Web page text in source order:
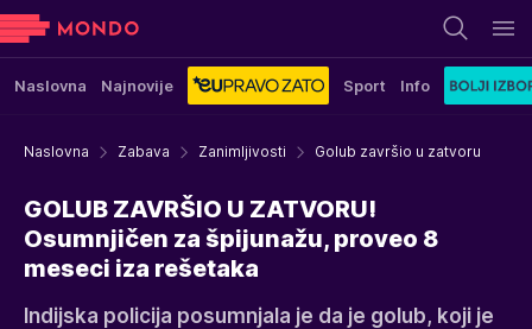
Naslovna Najnovije Sport Info
Naslovna Zabava Zanimljivosti Golub završio u zatvoru
GOLUB ZAVRŠIO U ZATVORU!
Osumnjičen za špijunažu, proveo 8
meseci iza rešetaka
Indijska policija posumnjala je da je golub, koji je